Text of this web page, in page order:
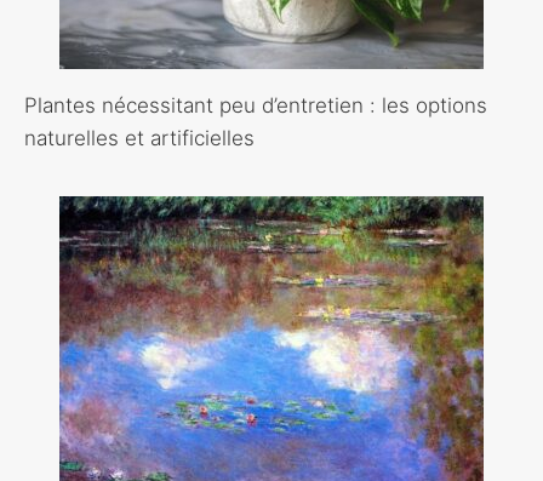
Plantes nécessitant peu d’entretien : les options
naturelles et artificielles